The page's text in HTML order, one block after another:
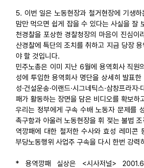
5. 이번 일은 노동현장과 철거현장에 기생하
맘만 먹으면 쉽게 잡을 수 있다는 사실을 잘
천경찰을 포상한 경찰청장의 마음이 진심이
산경찰에 특단의 조치를 취하고 지금 당장
야 할 것입니다.
민주노총은 이미 지난 6월에 용역회사 직원
성에 투입한 용역회사 명단을 상세히 발표
성·건설운송·이랜드·시그네틱스·삼창프라
패가 활동하는 장면을 담은 비디오를 확보하
우리는 정부에게 구속 수배 노동자 문제를
촉구함과 아울러 노동현장을 휘 젖는 불법
역깡패에 대한 철저한 수사와 효성 레미콘
부당노동행위 사업주 구속을 다시 한번 강력
* 용역깡패 실상은 <시사저널>